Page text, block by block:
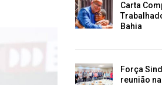
Carta
Bahia
Força
reunião